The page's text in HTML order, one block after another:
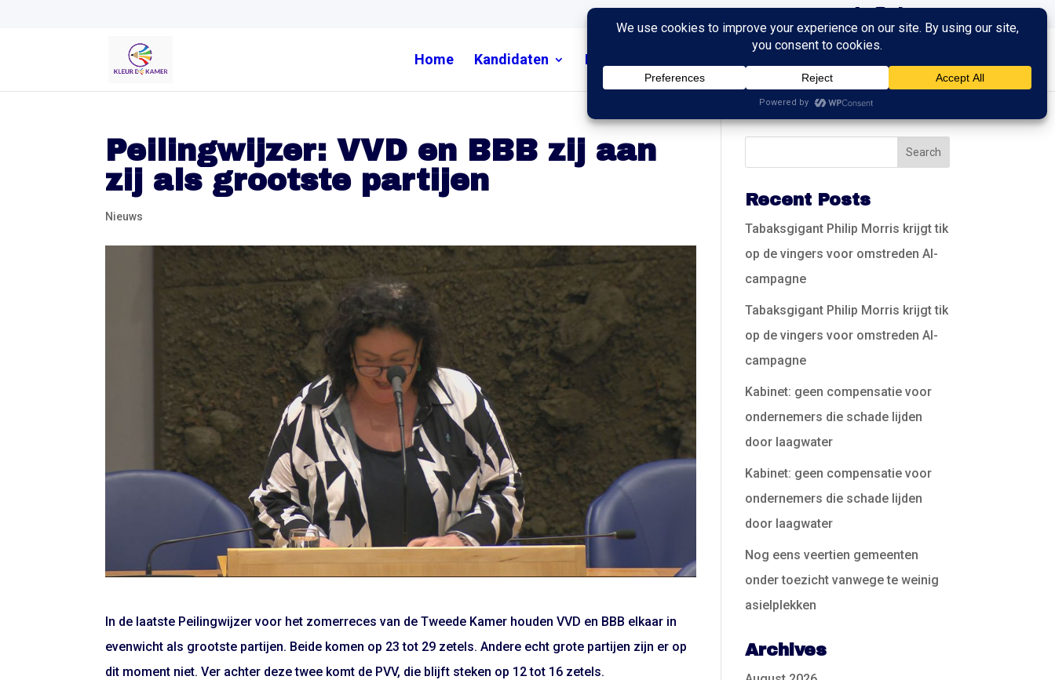
Home Kandidaten Nieuws
Peilingwijzer: VVD en BBB zij aan
zij als grootste partijen
Nieuws
In de laatste Peilingwijzer voor het zomerreces van de Tweede Kamer houden VVD en BBB elkaar in
evenwicht als grootste partijen. Beide komen op 23 tot 29 zetels. Andere echt grote partijen zijn er op
dit moment niet. Ver achter deze twee komt de PVV, die blijft steken op 12 tot 16 zetels.
Recent Posts
Tabaksgigant Philip Morris krijgt tik
op de vingers voor omstreden AI-
campagne
Tabaksgigant Philip Morris krijgt tik
op de vingers voor omstreden AI-
campagne
Kabinet: geen compensatie voor
ondernemers die schade lijden
door laagwater
Kabinet: geen compensatie voor
ondernemers die schade lijden
door laagwater
Nog eens veertien gemeenten
onder toezicht vanwege te weinig
asielplekken
Archives